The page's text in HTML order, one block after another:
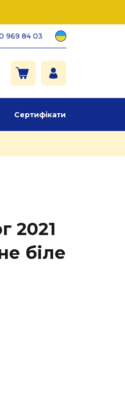
969 84 03
Сертифікати
2021
біле